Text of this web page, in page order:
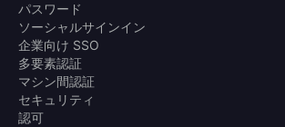
パスワード
ソーシャルサインイン
企業向け SSO
多要素認証
マシン間認証
セキュリティ
認可